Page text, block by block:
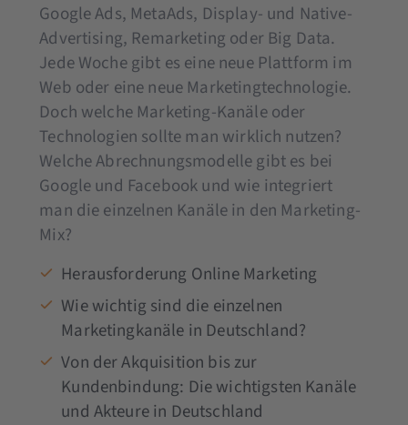
Google Ads, MetaAds, Display- und Native-
Advertising, Remarketing oder Big Data.
Jede Woche gibt es eine neue Plattform im
Web oder eine neue Marketingtechnologie.
Doch welche Marketing-Kanäle oder
Technologien sollte man wirklich nutzen?
Welche Abrechnungsmodelle gibt es bei
Google und Facebook und wie integriert
man die einzelnen Kanäle in den Marketing-
Mix?
Herausforderung Online Marketing
Wie wichtig sind die einzelnen
Marketingkanäle in Deutschland?
Von der Akquisition bis zur
Kundenbindung: Die wichtigsten Kanäle
und Akteure in Deutschland